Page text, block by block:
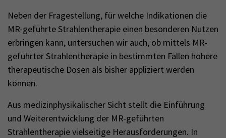
Neben der Fragestellung, für welche Indikationen die
MR-geführte Strahlentherapie einen besonderen Nutzen
erbringen kann, untersuchen wir auch, ob mittels MR-
geführter Strahlentherapie in bestimmten Fällen höhere
therapeutische Dosen als bisher appliziert werden
können.
Aus medizinphysikalischer Sicht stellt die Einführung
und Weiterentwicklung der MR-geführten
Strahlentherapie vielseitige Herausforderungen. In